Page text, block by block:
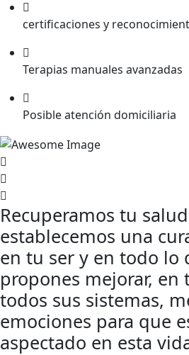
certificaciones y
Terapias manuales avanzadas
Posible atención domiciliaria
Recuperamos tu
establecemos una
en tu ser y en todo lo
propones mejorar, en
todos sus sistemas,
emociones para que
aspectado en esta